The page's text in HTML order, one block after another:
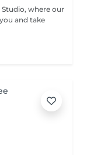
and take